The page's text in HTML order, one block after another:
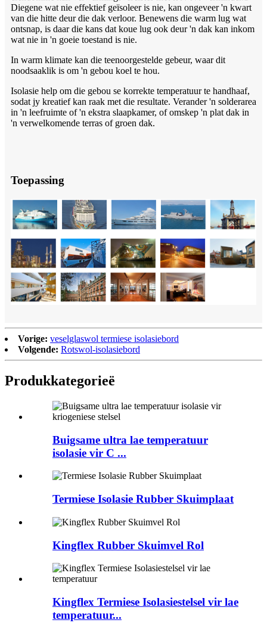
Diegene wat nie effektief geïsoleer is nie, kan ongeveer 'n kwart
van die hitte deur die dak verloor. Benewens die warm lug wat
ontsnap, is daar die kans dat koue lug ook deur 'n dak kan inkom
wat nie in 'n goeie toestand is nie.
In warm klimate kan die teenoorgestelde gebeur, waar dit
noodsaaklik is om 'n gebou koel te hou.
Isolasie help om die gebou se korrekte temperatuur te handhaaf,
sodat jy kreatief kan raak met die resultate. Verander 'n solderarea
in 'n leefruimte of 'n ekstra slaapkamer, of omskep 'n plat dak in
'n verwelkomende terras of groen dak.
Toepassing
Vorige: veselglaswol termiese isolasiebord
Volgende: Rotswol-isolasiebord
Produkkategorieë
Buigsame ultra lae temperatuur
isolasie vir C ...
Termiese Isolasie Rubber Skuimplaat
Kingflex Rubber Skuimvel Rol
Kingflex Termiese Isolasiestelsel vir lae
temperatuur...